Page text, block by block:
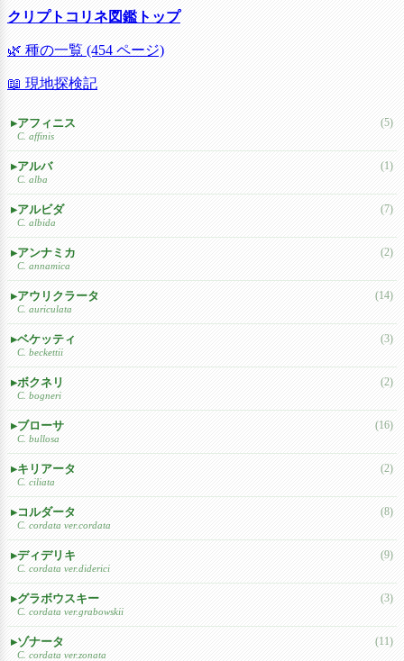
クリプトコリネ図鑑トップ
🌿 種の一覧 (454 ページ)
📖 現地探検記
アフィニス
C. affinis
(5)
アルバ
C. alba
(1)
アルビダ
C. albida
(7)
アンナミカ
C. annamica
(2)
アウリクラータ
C. auriculata
(14)
ベケッティ
C. beckettii
(3)
ボクネリ
C. bogneri
(2)
ブローサ
C. bullosa
(16)
キリアータ
C. ciliata
(2)
コルダータ
C. cordata ver.cordata
(8)
ディデリキ
C. cordata ver.diderici
(9)
グラボウスキー
C. cordata ver.grabowskii
(3)
ゾナータ
C. cordata ver.zonata
(11)